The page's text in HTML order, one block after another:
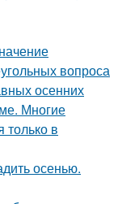
вопроса
осенних
Многие
только в
осенью.